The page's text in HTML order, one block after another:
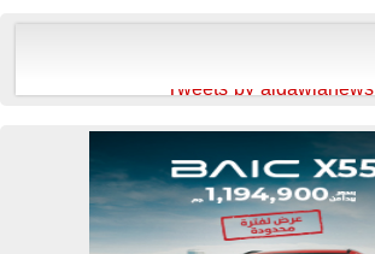
Tweets by aldawlanews